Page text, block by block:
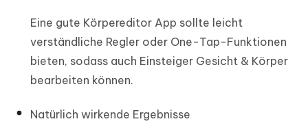
Eine gute Körpereditor App sollte leicht
verständliche Regler oder One-Tap-Funktionen
bieten, sodass auch Einsteiger Gesicht & Körper
bearbeiten können.
Natürlich wirkende Ergebnisse